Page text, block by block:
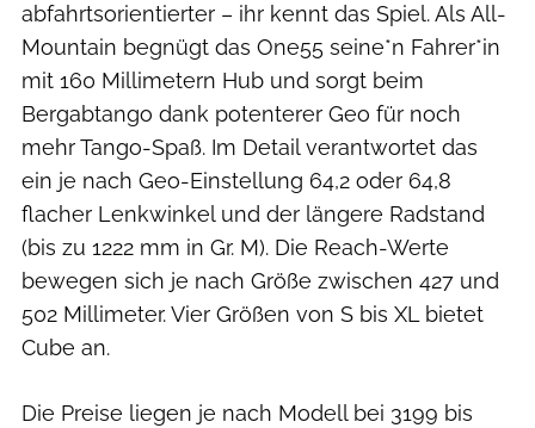
abfahrtsorientierter – ihr kennt das Spiel. Als All-
Mountain begnügt das One55 seine*n Fahrer*in
mit 160 Millimetern Hub und sorgt beim
Bergabtango dank potenterer Geo für noch
mehr Tango-Spaß. Im Detail verantwortet das
ein je nach Geo-Einstellung 64,2 oder 64,8
flacher Lenkwinkel und der längere Radstand
(bis zu 1222 mm in Gr. M). Die Reach-Werte
bewegen sich je nach Größe zwischen 427 und
502 Millimeter. Vier Größen von S bis XL bietet
Cube an.
Die Preise liegen je nach Modell bei 3199 bis